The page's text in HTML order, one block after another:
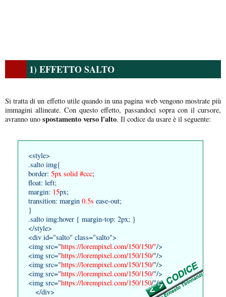
1) EFFETTO SALTO
Si tratta di un effetto utile quando in una pagina web vengono mostrate più
immagini allineate. Con questo effetto, passandoci sopra con il cursore,
avranno uno spostamento verso l'alto. Il codice da usare è il seguente:
<style>
.salto img{
border: 5px solid #ccc;
float: left;
margin: 15px;
transition: margin 0.5s ease-out;
}
.salto img:hover { margin-top: 2px; }
</style>
<div id="salto" class="salto">
<img src="https://lorempixel.com/150/150/"/>
<img src="https://lorempixel.com/150/150/"/>
<img src="https://lorempixel.com/150/150/"/>
<img src="https://lorempixel.com/150/150/"/>
<img src="https://lorempixel.com/150/150/"/>
</div>